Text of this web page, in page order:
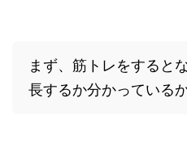
まず、筋トレをすると
長するか分かっている